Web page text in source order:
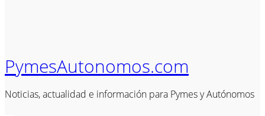
PymesAutonomos.com
Noticias, actualidad e información para Pymes y Autónomos